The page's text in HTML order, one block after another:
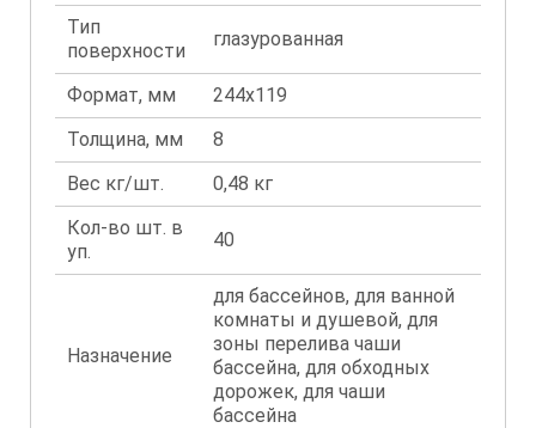
Тип
поверхности
глазурованная
Формат, мм
244x119
Толщина, мм
8
Вес кг/шт.
0,48 кг
Кол-во шт. в
уп.
40
Назначение
для бассейнов, для ванной
комнаты и душевой, для
зоны перелива чаши
бассейна, для обходных
дорожек, для чаши
бассейна